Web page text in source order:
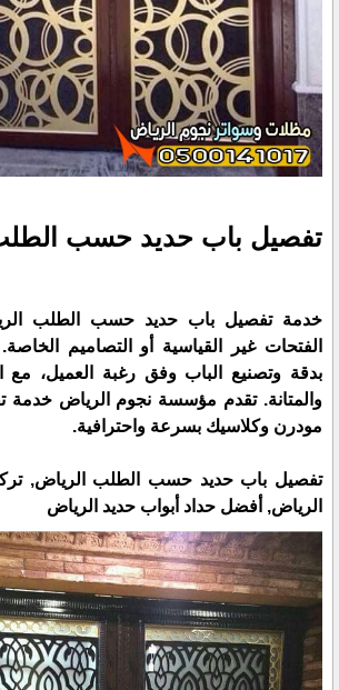
تفصيل باب حديد حسب
خدمة تفصيل باب حديد حسب الطلب
الفتحات غير القياسية أو التصاميم
بدقة وتصنيع الباب وفق رغبة العميل، مع
والمتانة. تقدم مؤسسة نجوم الرياض خدمة
مودرن وكلاسيك بسرعة واحترافية.
تفصيل باب حديد حسب الطلب الرياض,
الرياض, أفضل حداد أبواب حديد الرياض